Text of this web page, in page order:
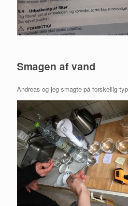
Smagen af vand
Andreas og jeg smagte på forskellig